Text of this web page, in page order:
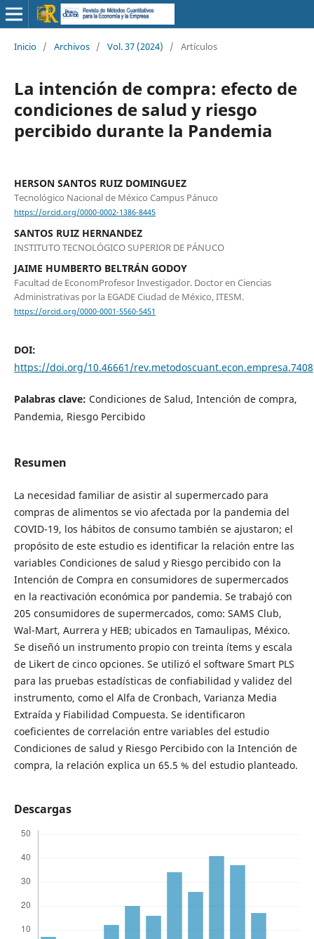
Inicio / Archivos / Vol. 37 (2024) / Artículos
La intención de compra: efecto de
condiciones de salud y riesgo
percibido durante la Pandemia
HERSON SANTOS RUIZ DOMINGUEZ
Tecnológico Nacional de México Campus Pánuco
https://orcid.org/0000-0002-1386-8445
SANTOS RUIZ HERNANDEZ
INSTITUTO TECNOLÓGICO SUPERIOR DE PÁNUCO
JAIME HUMBERTO BELTRÁN GODOY
Facultad de EconomProfesor Investigador. Doctor en Ciencias
Administrativas por la EGADE Ciudad de México, ITESM.
https://orcid.org/0000-0001-5560-5451
DOI:
https://doi.org/10.46661/rev.metodoscuant.econ.empresa.7408
Palabras clave: Condiciones de Salud, Intención de compra,
Pandemia, Riesgo Percibido
Resumen
La necesidad familiar de asistir al supermercado para
compras de alimentos se vio afectada por la pandemia del
COVID-19, los hábitos de consumo también se ajustaron; el
propósito de este estudio es identificar la relación entre las
variables Condiciones de salud y Riesgo percibido con la
Intención de Compra en consumidores de supermercados
en la reactivación económica por pandemia. Se trabajó con
205 consumidores de supermercados, como: SAMS Club,
Wal-Mart, Aurrera y HEB; ubicados en Tamaulipas, México.
Se diseñó un instrumento propio con treinta ítems y escala
de Likert de cinco opciones. Se utilizó el software Smart PLS
para las pruebas estadísticas de confiabilidad y validez del
instrumento, como el Alfa de Cronbach, Varianza Media
Extraída y Fiabilidad Compuesta. Se identificaron
coeficientes de correlación entre variables del estudio
Condiciones de salud y Riesgo Percibido con la Intención de
compra, la relación explica un 65.5 % del estudio planteado.
Descargas